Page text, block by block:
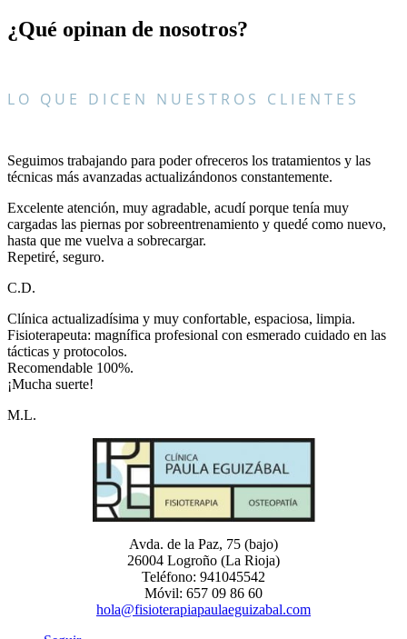
¿Qué opinan de nosotros?
LO QUE DICEN NUESTROS CLIENTES
Seguimos trabajando para poder ofreceros los tratamientos y las
técnicas más avanzadas actualizándonos constantemente.
Excelente atención, muy agradable, acudí porque tenía muy
cargadas las piernas por sobreentrenamiento y quedé como nuevo,
hasta que me vuelva a sobrecargar.
Repetiré, seguro.
C.D.
Clínica actualizadísima y muy confortable, espaciosa, limpia.
Fisioterapeuta: magnífica profesional con esmerado cuidado en las
tácticas y protocolos.
Recomendable 100%.
¡Mucha suerte!
M.L.
Avda. de la Paz, 75 (bajo)
26004 Logroño (La Rioja)
Teléfono: 941045542
Móvil: 657 09 86 60
hola@fisioterapiapaulaeguizabal.com